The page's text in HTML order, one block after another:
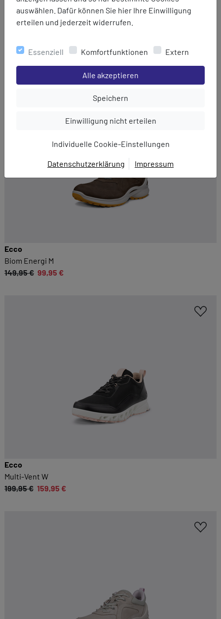
auswählen. Dafür können Sie hier Ihre Einwilligung
erteilen und jederzeit widerrufen.
Essenziell Komfortfunktionen Extern
Einstellungen speichern für die Gruppe
Alle akzeptieren
Einstellungen speichern für die
Speichern
Einstellungen speichern für die Gruppe
Einwilligung nicht erteilen
Individuelle Cookie-Einstellungen
Datenschutzerklärung Impressum
EINWILLIGUNG ZUR
DATENVERARBEITUNG
Hier finden Sie eine Übersicht über alle verwendeten
auswählen.
Alle akzeptieren
Einwilligung nicht erteilen
Funktion dieses Onlineshops erforderlich.
Cookie-Informationen anzeigen
KOMFORTFUNKTIONEN
Multi-Vent M
199,95 € 159,95 €
Ecco
Biom Energi M
149,95 € 99,95 €
Ecco
Multi-Vent W
199,95 € 159,95 €